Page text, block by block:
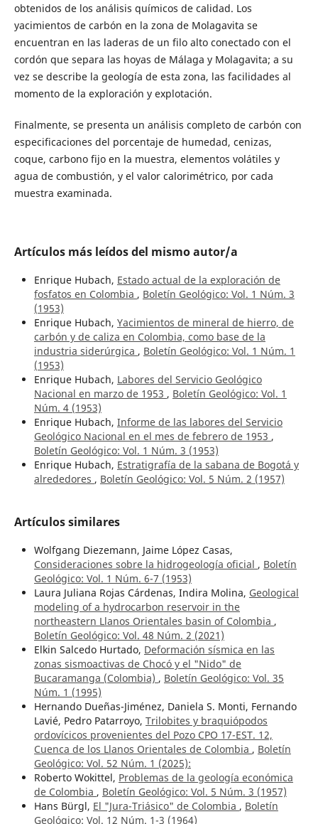
obtenidos de los análisis químicos de calidad. Los
yacimientos de carbón en la zona de Molagavita se
encuentran en las laderas de un filo alto conectado con el
cordón que separa las hoyas de Málaga y Molagavita; a su
vez se describe la geología de esta zona, las facilidades al
momento de la exploración y explotación.
Finalmente, se presenta un análisis completo de carbón con
especificaciones del porcentaje de humedad, cenizas,
coque, carbono fijo en la muestra, elementos volátiles y
agua de combustión, y el valor calorimétrico, por cada
muestra examinada.
Artículos más leídos del mismo autor/a
Enrique Hubach, Estado actual de la exploración de
fosfatos en Colombia , Boletín Geológico: Vol. 1 Núm. 3
(1953)
Enrique Hubach, Yacimientos de mineral de hierro, de
carbón y de caliza en Colombia, como base de la
industria siderúrgica , Boletín Geológico: Vol. 1 Núm. 1
(1953)
Enrique Hubach, Labores del Servicio Geológico
Nacional en marzo de 1953 , Boletín Geológico: Vol. 1
Núm. 4 (1953)
Enrique Hubach, Informe de las labores del Servicio
Geológico Nacional en el mes de febrero de 1953 ,
Boletín Geológico: Vol. 1 Núm. 3 (1953)
Enrique Hubach, Estratigrafía de la sabana de Bogotá y
alrededores , Boletín Geológico: Vol. 5 Núm. 2 (1957)
Artículos similares
Wolfgang Diezemann, Jaime López Casas,
Consideraciones sobre la hidrogeología oficial , Boletín
Geológico: Vol. 1 Núm. 6-7 (1953)
Laura Juliana Rojas Cárdenas, Indira Molina, Geological
modeling of a hydrocarbon reservoir in the
northeastern Llanos Orientales basin of Colombia ,
Boletín Geológico: Vol. 48 Núm. 2 (2021)
Elkin Salcedo Hurtado, Deformación sísmica en las
zonas sismoactivas de Chocó y el "Nido" de
Bucaramanga (Colombia) , Boletín Geológico: Vol. 35
Núm. 1 (1995)
Hernando Dueñas-Jiménez, Daniela S. Monti, Fernando
Lavié, Pedro Patarroyo, Trilobites y braquiópodos
ordovícicos provenientes del Pozo CPO 17-EST. 12,
Cuenca de los Llanos Orientales de Colombia , Boletín
Geológico: Vol. 52 Núm. 1 (2025):
Roberto Wokittel, Problemas de la geología económica
de Colombia , Boletín Geológico: Vol. 5 Núm. 3 (1957)
Hans Bürgl, El "Jura-Triásico" de Colombia , Boletín
Geológico: Vol. 12 Núm. 1-3 (1964)